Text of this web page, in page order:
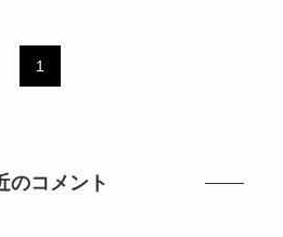
1
のコメント